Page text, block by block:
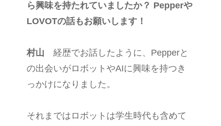
ら興味を持たれていましたか？ Pepperや
LOVOTの話もお願いします！
村山 経歴でお話したように、Pepperと
の出会いがロボットやAIに興味を持つき
っかけになりました。
それまではロボットは学生時代も含めて